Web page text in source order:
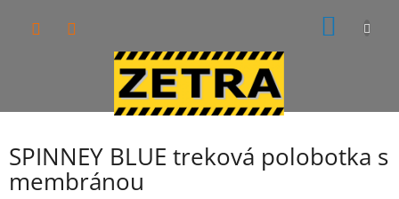
SPINNEY BLUE treková polobotka s
membránou